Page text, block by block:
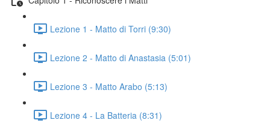
Lezione 1 - Matto di Torri (9:30)
Lezione 2 - Matto di Anastasia (5:01)
Lezione 3 - Matto Arabo (5:13)
Lezione 4 - La Batteria (8:31)